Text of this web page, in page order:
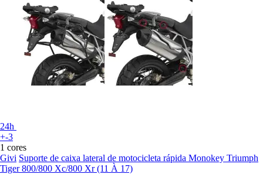
24h
+-3
1 cores
Givi Suporte de caixa lateral de motocicleta rápida Monokey Triumph
Tiger 800/800 Xc/800 Xr (11 À 17)